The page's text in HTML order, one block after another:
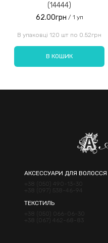
Введіть код, вказаний
(14444)
62.00грн / 1 уп
В упаковці 120 шт по 0.52грн
В КОШИК
АКСЕССУАРИ ДЛЯ ВОЛОССЯ
+38 (050) 490-13-30
+38 (097) 538-46-94
ТЕКСТИЛЬ
+38 (050) 066-06-30
+38 (067) 462-68-83